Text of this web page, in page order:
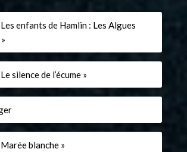
enfants de Hamlin : Les Algues
silence de l’écume »
blanche »